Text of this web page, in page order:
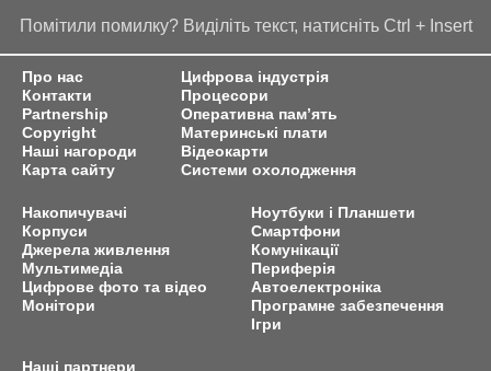
Помітили помилку? Виділіть текст, натисніть Ctrl + Insert
Про нас
Контакти
Partnership
Copyright
Наші нагороди
Карта сайту
Цифрова індустрія
Процесори
Оперативна пам’ять
Материнські плати
Відеокарти
Системи охолодження
Накопичувачі
Корпуси
Джерела живлення
Мультимедіа
Цифрове фото та відео
Монітори
Ноутбуки і Планшети
Смартфони
Комунікації
Периферія
Автоелектроніка
Програмне забезпечення
Ігри
Наші партнери